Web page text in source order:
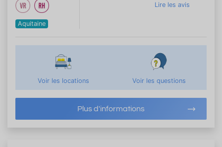
Aquitaine
Lire les avis
Voir les locations Voir les questions
Plus d'informations